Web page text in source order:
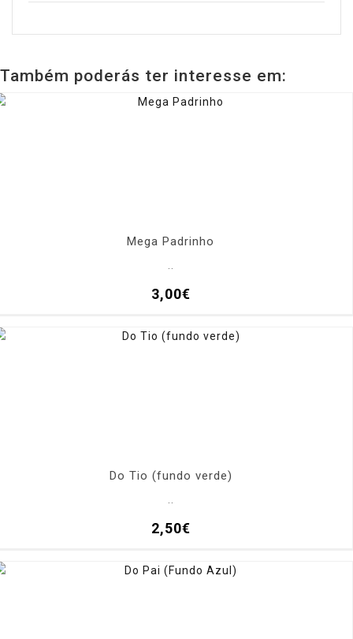
Também poderás ter interesse em:
Mega Padrinho
3,00€
Do Tio (fundo verde)
2,50€